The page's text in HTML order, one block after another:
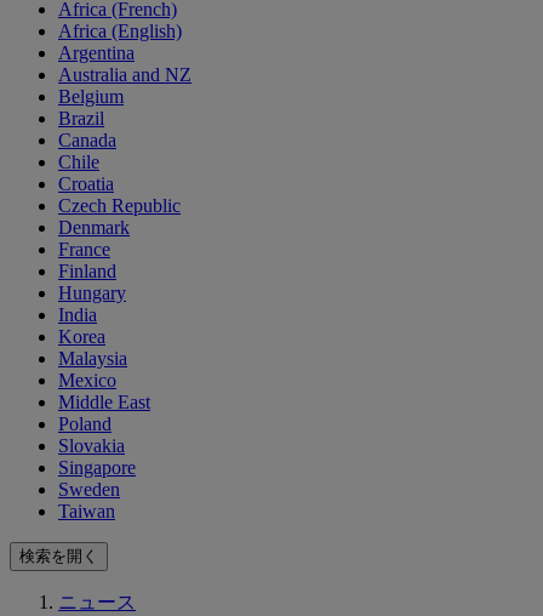
Africa (French)
Africa (English)
Argentina
Australia and NZ
Belgium
Brazil
Canada
Chile
Croatia
Czech Republic
Denmark
France
Finland
Hungary
India
Korea
Malaysia
Mexico
Middle East
Poland
Slovakia
Singapore
Sweden
Taiwan
検索を開く
ニュース